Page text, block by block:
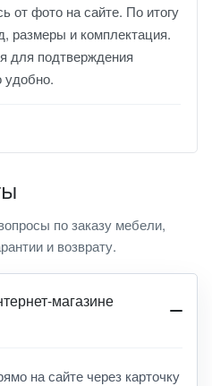
от фото на сайте. По итогу
размеры и комплектация.
для подтверждения
удобно.
по заказу мебели,
и возврату.
магазине
на сайте через карточку